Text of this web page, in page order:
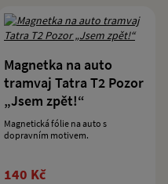
Magnetka na auto
tramvaj Tatra T2 Pozor
„Jsem zpět!“
Magnetická fólie na auto s
dopravním motivem.
140 Kč